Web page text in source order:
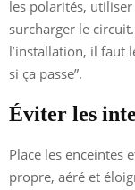
les polarités,
surcharger le
l’installation, il faut
si ça passe”.
Éviter les
Place les enceintes
propre, aéré et